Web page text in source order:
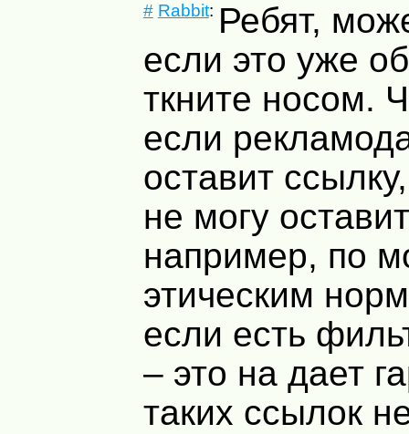
# Rabbit: Ребят,
если это уже
ткните носом.
если
оставит
не могу
например, по
этическим
если есть
– это на дает
таких ссылок